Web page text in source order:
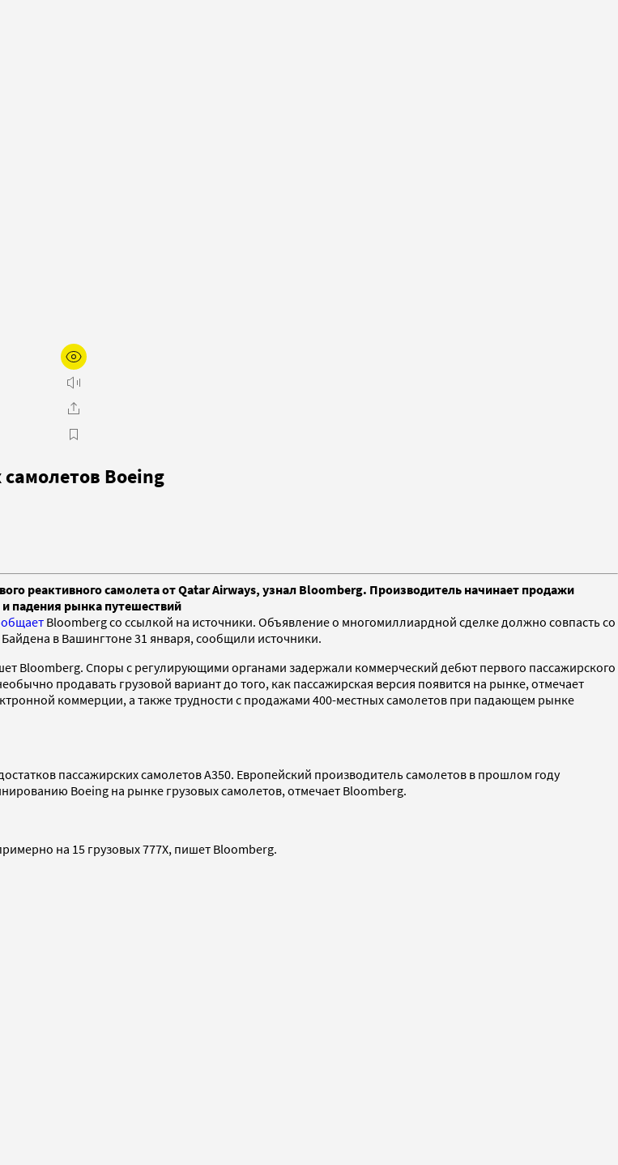
Boeing
реактивного самолета от Qatar Airways, узнал Bloomberg. Производитель начинает продажи
падения рынка путешествий
Bloomberg со ссылкой на источники. Объявление о многомиллиардной сделке должно совпасть со
в Вашингтоне 31 января, сообщили источники.
Bloomberg. Споры с регулирующими органами задержали коммерческий дебют первого пассажирского
продавать грузовой вариант до того, как пассажирская версия появится на рынке, отмечает
коммерции, а также трудности с продажами 400-местных самолетов при падающем рынке
пассажирских самолетов A350. Европейский производитель самолетов в прошлом году
Boeing на рынке грузовых самолетов, отмечает Bloomberg.
на 15 грузовых 777X, пишет Bloomberg.